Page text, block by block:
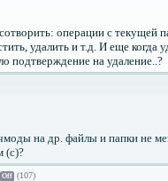
операции с текущей
удалить и т.д. И еще когда
подтверждение на удаление..?
на др. файлы и папки не
(c)?
Off (107)